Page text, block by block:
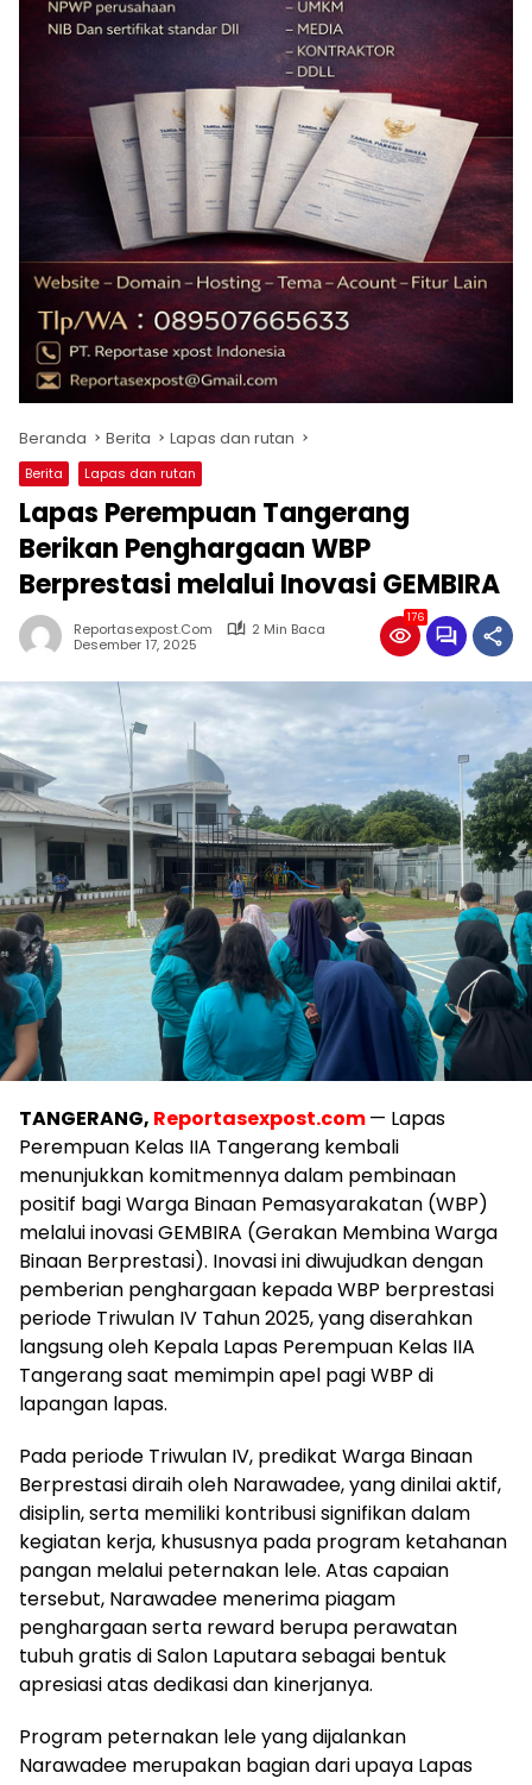
Beranda Berita Lapas dan rutan
Berita Lapas dan rutan
Lapas Perempuan Tangerang
Berikan Penghargaan WBP
Berprestasi melalui Inovasi GEMBIRA
Reportasexpost.com
2 Min Baca
Desember 17, 2025
176
TANGERANG, Reportasexpost.com— Lapas
Perempuan Kelas IIA Tangerang kembali
menunjukkan komitmennya dalam pembinaan
positif bagi Warga Binaan Pemasyarakatan (WBP)
melalui inovasi GEMBIRA (Gerakan Membina Warga
Binaan Berprestasi). Inovasi ini diwujudkan dengan
pemberian penghargaan kepada WBP berprestasi
periode Triwulan IV Tahun 2025, yang diserahkan
langsung oleh Kepala Lapas Perempuan Kelas IIA
Tangerang saat memimpin apel pagi WBP di
lapangan lapas.
Pada periode Triwulan IV, predikat Warga Binaan
Berprestasi diraih oleh Narawadee, yang dinilai aktif,
disiplin, serta memiliki kontribusi signifikan dalam
kegiatan kerja, khususnya pada program ketahanan
pangan melalui peternakan lele. Atas capaian
tersebut, Narawadee menerima piagam
penghargaan serta reward berupa perawatan
tubuh gratis di Salon Laputara sebagai bentuk
apresiasi atas dedikasi dan kinerjanya.
Program peternakan lele yang dijalankan
Narawadee merupakan bagian dari upaya Lapas